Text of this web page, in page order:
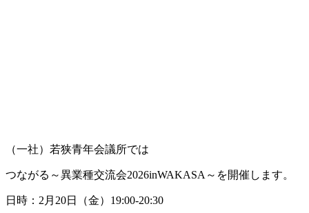
（一社）若狭青年会議所では
つながる～異業種交流会2026inWAKASA～を開催します。
日時：2月20日（金）19:00-20:30